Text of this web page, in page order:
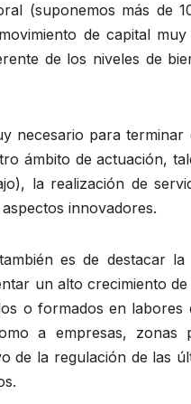
(suponemos más de
de capital
de los niveles de
necesario para
ámbito de actuación,
la realización de
innovadores.
es de destacar
un alto crecimiento
o formados en
a empresas, zonas
de la regulación de las